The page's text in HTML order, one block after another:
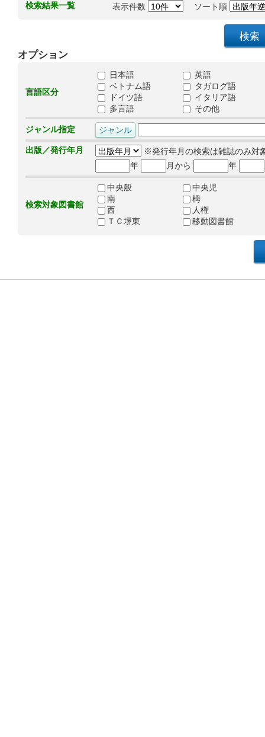
検索結果一覧 表示件数 ソート順
オプション
言語区分
日本語
英語
ベトナム語
タガログ語
ドイツ語
イタリア語
多言語
その他
ジャンル指定
出版／発行年月
※発行年月の検索は雑誌のみ対
年
月から 年
検索対象図書館
中央般
中央児
南
栂
西
人権
ＴＣ堺東
移動図書館